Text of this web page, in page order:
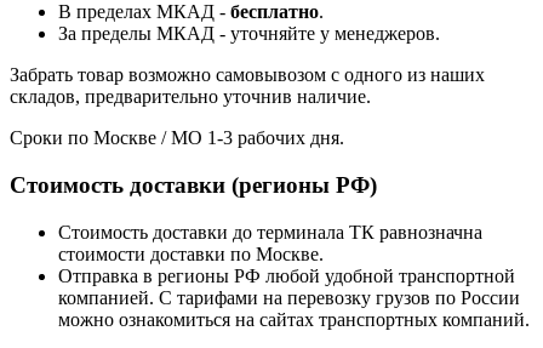
В пределах МКАД - бесплатно.
За пределы МКАД - уточняйте у менеджеров.
Забрать товар возможно самовывозом с одного из наших
складов, предварительно уточнив наличие.
Сроки по Москве / МО 1-3 рабочих дня.
Стоимость доставки (регионы РФ)
Стоимость доставки до терминала ТК равнозначна
стоимости доставки по Москве.
Отправка в регионы РФ любой удобной транспортной
компанией. С тарифами на перевозку грузов по России
можно ознакомиться на сайтах транспортных компаний.